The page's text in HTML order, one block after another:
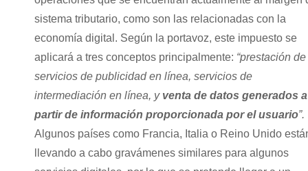
sistema tributario, como son las relacionadas con la
economía digital. Según la portavoz, este impuesto se
aplicará a tres conceptos principalmente: “prestación de
servicios de publicidad en línea, servicios de
intermediación en línea, y venta de datos generados a
partir de información proporcionada por el usuario”.
Algunos países como Francia, Italia o Reino Unido
llevando a cabo gravámenes similares para algunos